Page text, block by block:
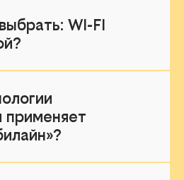
WI-FI
применяет